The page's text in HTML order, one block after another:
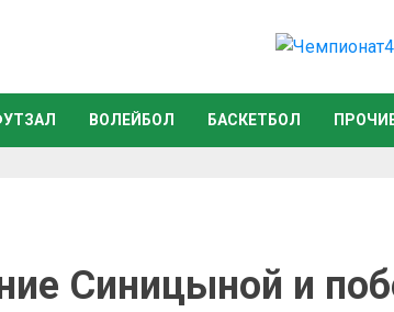
ВОЛЕЙБОЛ БАСКЕТБОЛ
Синицыной и